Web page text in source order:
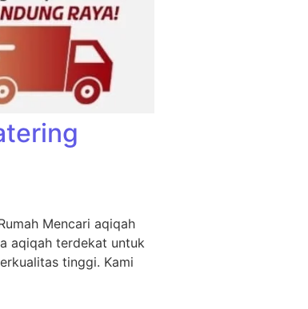
Mencari aqiqah
aqiqah terdekat untuk
tinggi. Kami